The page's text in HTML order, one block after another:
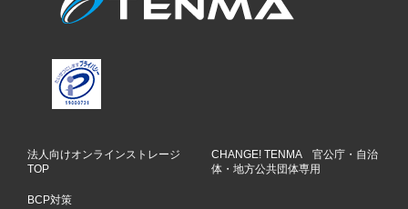
法人向けオンラインストレージ
TOP
BCP対策
CHANGE! TENMA 官公庁・自治
体・地方公共団体専用